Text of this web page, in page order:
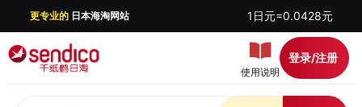
更专业的日本海淘网站 1日元=0.0428元
使用说明
登录/注册